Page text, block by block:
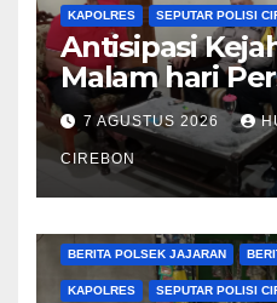
KAPOLRES SEPUTAR POLISI
Antisipasi
Malam hari
Plered
Laksanakan
7 AGUSTUS 2026
CIREBON
BERITA POLSEK JAJARAN
KAPOLRES SEPUTAR POLISI